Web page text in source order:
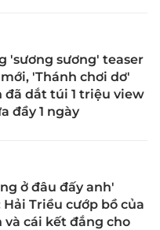
'sương sương' teaser
'Thánh chơi dơ'
đã dắt túi 1 triệu view
đầy 1 ngày
ở đâu đấy anh'
Hải Triều cướp bồ của
và cái kết đắng cho